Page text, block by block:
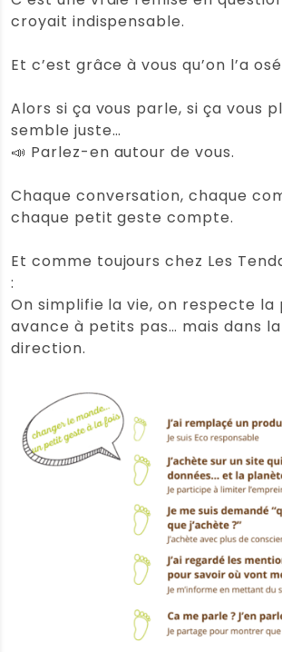
croyait indispensable.
Et c’est grâce à vous qu’on l’a
Alors si ça vous parle, si ça vous
semble juste…
📣 Parlez-en autour de vous.
Chaque conversation, chaque
chaque petit geste compte.
Et comme toujours chez Les
:
On simplifie la vie, on respecte la
avance à petits pas… mais dans
direction.